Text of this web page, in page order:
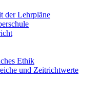
der Lehrpläne
Ethik
und Zeitrichtwerte